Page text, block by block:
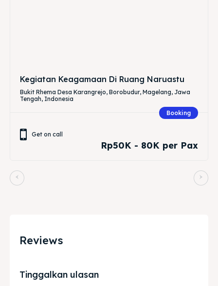
Kegiatan Keagamaan Di Ruang Naruastu
Bukit Rhema Desa Karangrejo, Borobudur, Magelang, Jawa
Tengah, Indonesia
Booking
Get on call
Rp50K - 80K per Pax
Reviews
Tinggalkan ulasan